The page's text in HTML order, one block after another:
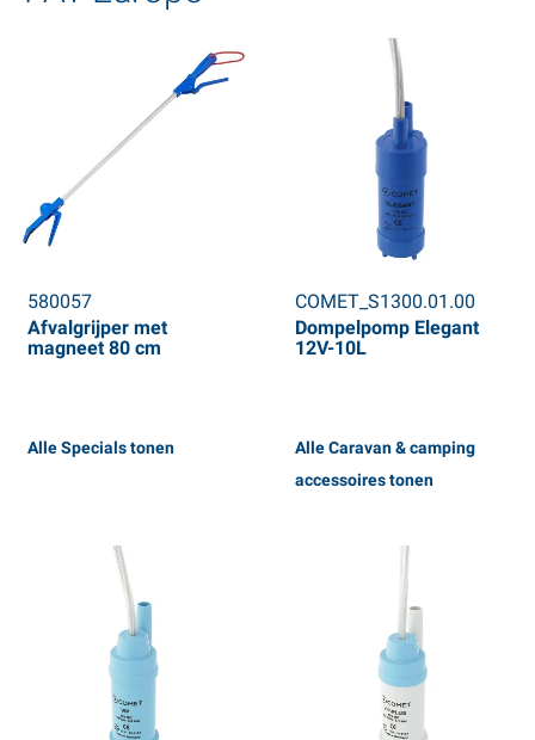
580057
Afvalgrijper met
magneet 80 cm
Alle Specials tonen
COMET_S1300.01.00
Dompelpomp Elegant
12V-10L
Alle Caravan & camping
accessoires tonen